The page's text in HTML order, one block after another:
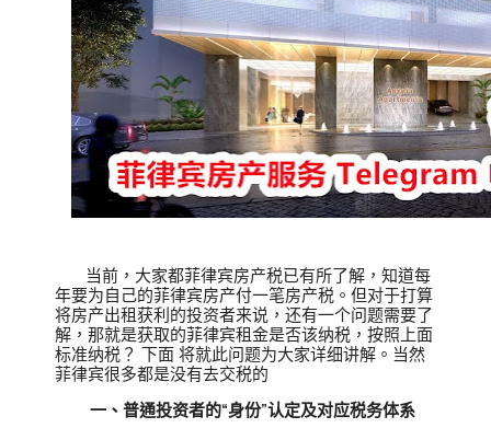
当前，大家都菲律宾房产税已有所了解，知道每
年要为自己的菲律宾房产付一笔房产税。但对于打算
将房产出租获利的投资者来说，还有一个问题需要了
解，那就是获取的菲律宾租金是否该纳税，按照上面
标准纳税？ 下面 将就此问题为大家详细讲解。当然
菲律宾很多都是没有去交税的
一、普通投资者的“身份”认定及对应税务体系